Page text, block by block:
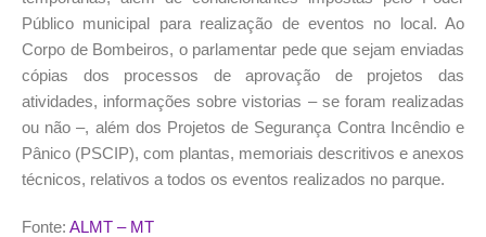
Público municipal para realização de eventos no local. Ao
Corpo de Bombeiros, o parlamentar pede que sejam enviadas
cópias dos processos de aprovação de projetos das
atividades, informações sobre vistorias – se foram realizadas
ou não –, além dos Projetos de Segurança Contra Incêndio e
Pânico (PSCIP), com plantas, memoriais descritivos e anexos
técnicos, relativos a todos os eventos realizados no parque.
Fonte: ALMT – MT